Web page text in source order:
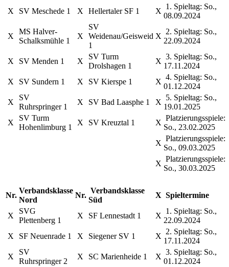
X SV Meschede 1 X Hellertaler SF 1 X
1. Spieltag: So.,
08.09.2024
X
MS Halver-
Schalksmühle 1
X
SV
Weidenau/Geisweid
1
X
2. Spieltag: So.,
22.09.2024
X SV Menden 1 X
SV Turm
Drolshagen 1
X
3. Spieltag: So.,
17.11.2024
X
SV Sundern 1 X SV Kierspe 1 X
4. Spieltag: So.,
01.12.2024
X
SV
Ruhrspringer 1
X SV Bad Laasphe 1 X
5. Spieltag: So.,
19.01.2025
X
SV Turm
Hohenlimburg 1
X SV Kreuztal 1 X
Platzierungsspiele:
So., 23.02.2025
X
Platzierungsspiele:
So., 09.03.2025
X
Platzierungsspiele:
So., 30.03.2025
Nr.
Verbandsklasse
Nord
Nr.
Verbandsklasse
Süd
X Spieltermine
X
SVG
Plettenberg 1
X SF Lennestadt 1 X
1. Spieltag: So.,
22.09.2024
X
SF Neuenrade 1 X Siegener SV 1 X
2. Spieltag: So.,
17.11.2024
X
SV
Ruhrspringer 2
X SC Marienheide 1 X
3. Spieltag: So.,
01.12.2024